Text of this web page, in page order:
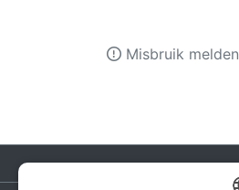
Misbruik melden